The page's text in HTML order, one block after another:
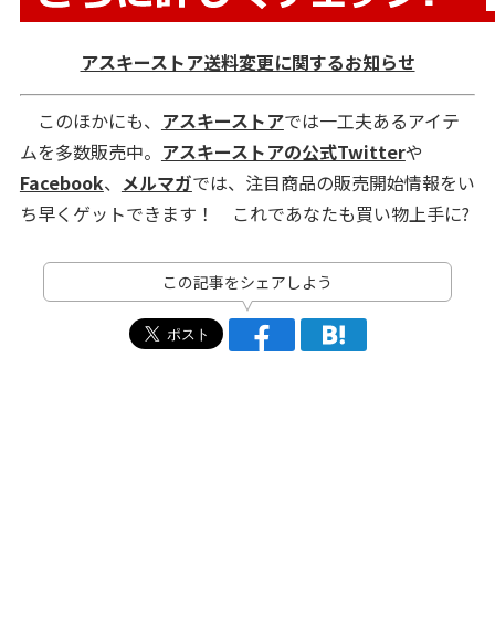
アスキーストア送料変更に関するお知らせ
このほかにも、 アスキーストアでは一工夫あるアイテ
ムを多数販売中。 アスキーストアの公式Twitterや
Facebook、 メルマガでは、注目商品の販売開始情報をい
ち早くゲットできます！ これであなたも買い物上手に?
この記事をシェアしよう